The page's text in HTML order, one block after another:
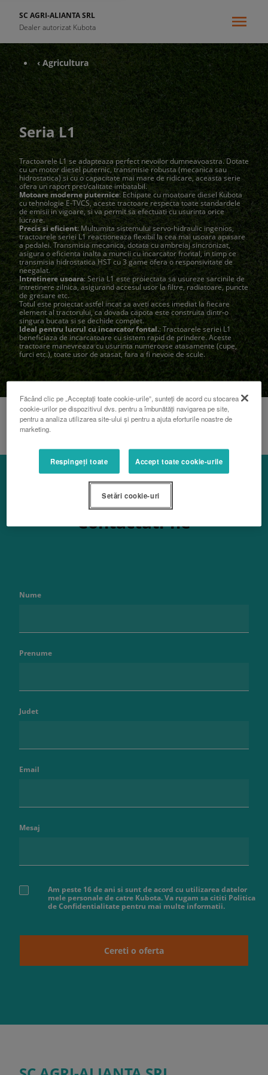
SC AGRI-ALIANTA SRL
Dealer autorizat Kubota
‹ Agricultura
Seria L1
Tractoarele L1 se adapteaza perfect nevoilor dumneavoastra. Dotate
cu un motor diesel puternic, transmisie robusta (mecanica sau
hidrostatica) si cu o capacitate mai mare de ridicare, aceasta serie
ofera un raport pret/calitate imbatabil.
Motoare moderne puternice: Echipate cu moatoare diesel Kubota
cu tehnologie E-TVCS, aceste tractoare respecta toate standardele
de emisii in vigoare, si va permit sa efectuati cu usurinta orice
lucrare.
Precis si eficient: Multumita sistemului servo-hidraulic ingenios,
tractoarele seriei L1 reactioneaza flexibil la cea mai usoara apasare
a pedalei. Transmisia mecanica, dotata cu ambreiaj sincronizat,
asigura o eficienta inalta a muncii cu incarcator frontal, in timp ce
transmisia hidrostatica HST cu 3 game ofera o responsivitate de
neegalat.
Intretinere usoara: Seria L1 este proiectata sa usureze sarcinile de
intretinere zilnica, asigurand accesul usor la filtre, radiatoare, puncte
de gresare etc.
Totul este proiectat astfel incat sa aveti acces imediat la fiecare
element al tractorului, ca dovada capota este construita dintr-o
singura bucata si se dechide complet.
Ideal pentru lucrul cu incarcator fontal.: Tractoarele seriei L1
beneficiaza de incarcatoare cu sistem rapid de prindere. Aceste
tractoare manevreaza cu usurinta numeroase atasamente (cupe,
furci etc.), toate usor de atasat, fara a fi nevoie de scule.
Contactati-ne
Nume
Prenume
Judet
Email
Mesaj
Am peste 16 de ani si sunt de acord cu utilizarea datelor
mele personale de catre Kubota. Va rugam sa cititi Politica
de Confidentialitate pentru mai multe informatii.
Cereti o oferta
Făcând clic pe „Acceptați toate cookie-urile”, sunteți de acord cu stocarea
cookie-urilor pe dispozitivul dvs. pentru a îmbunătăți navigarea pe site,
pentru a analiza utilizarea site-ului și pentru a ajuta eforturile noastre de
marketing.
Respingeți toate Accept toate cookie-urile
Setări cookie-uri